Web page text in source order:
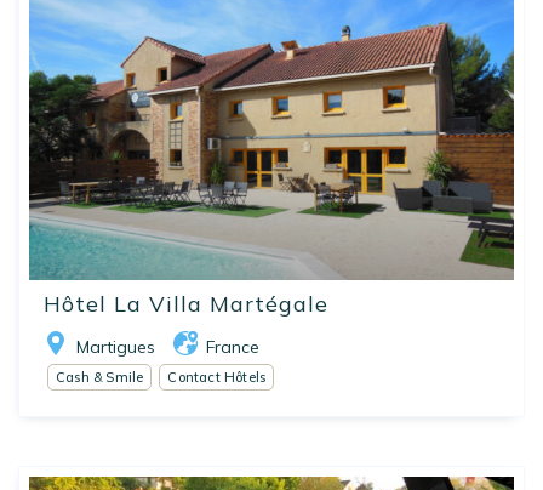
Hôtel La Villa Martégale
Martigues France
Cash & Smile Contact Hôtels